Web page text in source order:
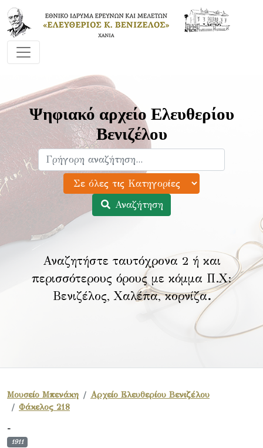
Ψηφιακό αρχείο Ελευθερίου
Βενιζέλου
Αναζήτηση
Αναζητήστε ταυτόχρονα 2 ή και
περισσότερους όρους με κόμμα Π.Χ:
Βενιζέλος, Χαλέπα, κορνίζα.
Μουσείο Μπενάκη
Αρχείο Ελευθερίου Βενιζέλου
Φάκελος 218
-
1911